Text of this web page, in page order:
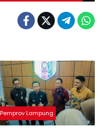
Pemprov Lampung